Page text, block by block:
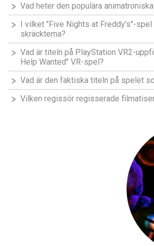
Vad heter den populära
I vilket "Five Nights at Freddy's"-
skräcktema?
Vad är titeln på PlayStation VR2-
Help Wanted" VR-spel?
Vad är den faktiska titeln på spelet
Vilken regissör regisserade